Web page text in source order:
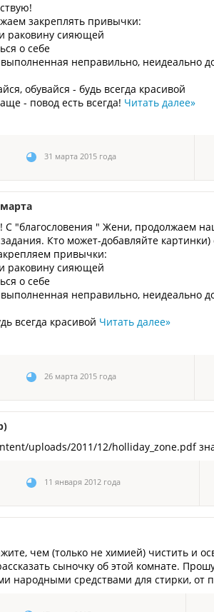
закреплять привычки:
раковину сияющей
о себе
неправильно, неидеально
обувайся - будь всегда красивой
- повод есть всегда! Читать далее»
31 марта 2015 года
С "благословения " Жени, продолжаем
Кто может-добавляйте
привычки:
раковину сияющей
о себе
неправильно, неидеально
всегда красивой Читать далее»
26 марта 2015 года
uploads/2011/12/holliday_zone.pdf
11 января 2012 года
чем (только не химией) чистить и
сыночку об этой комнате.
народными средствами для стирки, от